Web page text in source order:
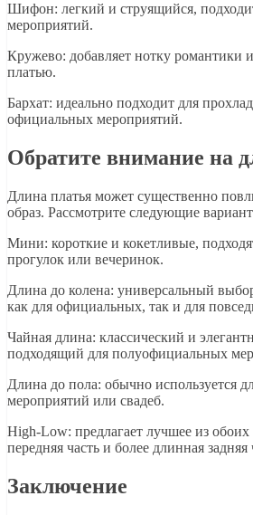
Шифон: легкий и струящийся,
мероприятий.
Кружево: добавляет нотку романтики
платью.
Бархат: идеально подходит для
официальных мероприятий.
Обратите внимание на
Длина платья может существенно
образ. Рассмотрите следующие
Мини: короткие и кокетливые,
прогулок или вечеринок.
Длина до колена: универсальный
как для официальных, так и для
Чайная длина: классический и
подходящий для полуофициальных
Длина до пола: обычно используется
мероприятий или свадеб.
High-Low: предлагает лучшее из обоих
передняя часть и более длинная задняя
Заключение